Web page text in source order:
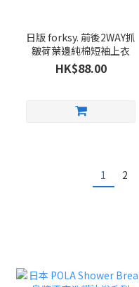
日版 forksy. 前後2WAY抓
皺荷葉邊純棉短袖上衣
HK$88.00
1 2